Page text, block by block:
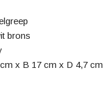
brons
x B 17 cm x D 4,7 cm